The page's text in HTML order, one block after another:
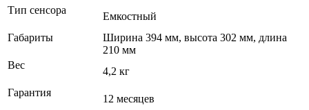
Тип сенсора
Емкостный
Габариты
Ширина 394 мм, высота 302 мм, длина
210 мм
Вес
4,2 кг
Гарантия
12 месяцев